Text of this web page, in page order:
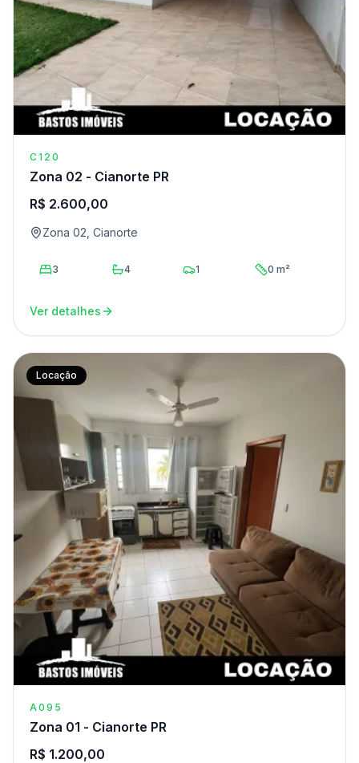
C120
Zona 02 - Cianorte PR
R$ 2.600,00
Zona 02, Cianorte
3 4 1 0 m²
Ver detalhes
Locação
A095
Zona 01 - Cianorte PR
R$ 1.200,00